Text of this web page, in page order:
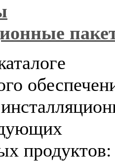
продуктов: